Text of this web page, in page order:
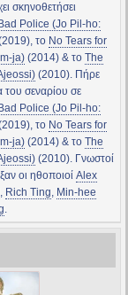
σκηνοθετήσει
Bad Police (Jo Pil-ho:
το No Tears for
ja)(2014) & το The
(2010). Πήρε
του σεναρίου σε
Bad Police (Jo Pil-ho:
το No Tears for
ja)(2014) & το The
(2010). Γνωστοί
οι ηθοποιοί Alex
, Rich Ting, Min-hee
.